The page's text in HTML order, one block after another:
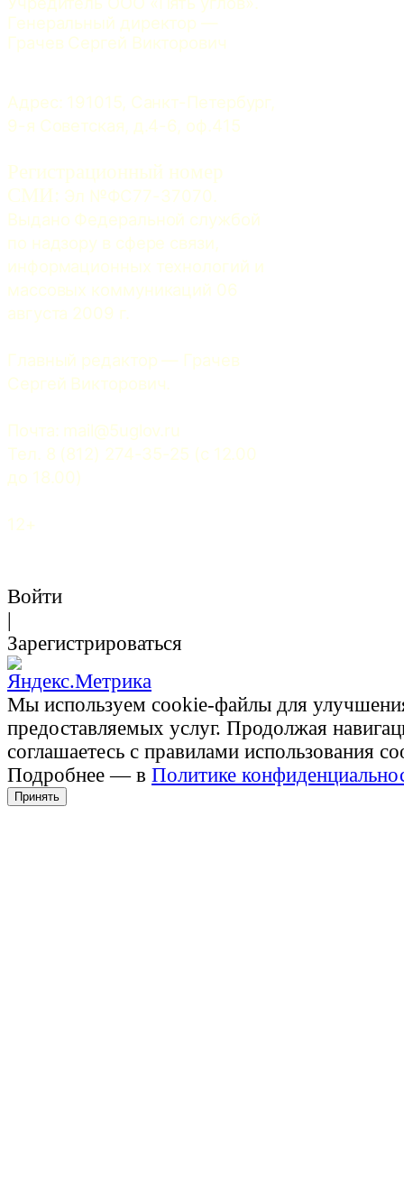
Генеральный директор —
Грачев Сергей Викторович
Адрес: 191015, Санкт-Петербург,
9-я Советская, д.4-6, оф.415
Регистрационный номер
СМИ: Эл №ФС77-37070.
Выдано Федеральной службой
по надзору в сфере связи,
информационных технологий и
массовых коммуникаций 06
августа 2009 г.
Главный редактор — Грачев
Сергей Викторович.
Почта: mail@5uglov.ru
Тел. 8 (812) 274-35-25 (c 12.00
до 18.00)
12+
Войти
|
Зарегистрироваться
Мы используем cookie-файлы для
предоставляемых услуг. Продолжая
соглашаетесь с правилами использования
Подробнее — в Политике
Принять